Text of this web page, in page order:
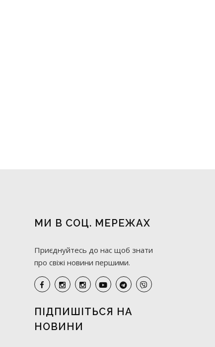
МИ В СОЦ. МЕРЕЖАХ
Приєднуйтесь до нас щоб знати
про свіжі новини першими.
ПІДПИШІТЬСЯ НА
НОВИНИ